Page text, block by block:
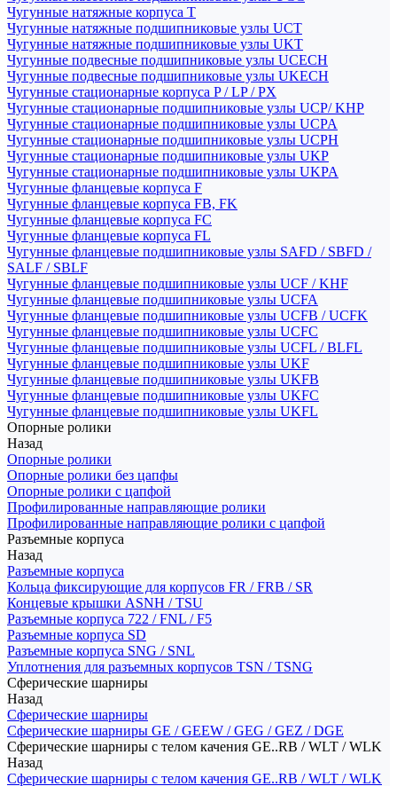
Чугунные натяжные корпуса T
Чугунные натяжные подшипниковые узлы UCT
Чугунные натяжные подшипниковые узлы UKT
Чугунные подвесные подшипниковые узлы UCECH
Чугунные подвесные подшипниковые узлы UKECH
Чугунные стационарные корпуса P / LP / PX
Чугунные стационарные подшипниковые узлы UCP/ KHP
Чугунные стационарные подшипниковые узлы UCPA
Чугунные стационарные подшипниковые узлы UCPH
Чугунные стационарные подшипниковые узлы UKP
Чугунные стационарные подшипниковые узлы UKPA
Чугунные фланцевые корпуса F
Чугунные фланцевые корпуса FB, FK
Чугунные фланцевые корпуса FC
Чугунные фланцевые корпуса FL
Чугунные фланцевые подшипниковые узлы SAFD / SBFD /
SALF / SBLF
Чугунные фланцевые подшипниковые узлы UCF / KHF
Чугунные фланцевые подшипниковые узлы UCFA
Чугунные фланцевые подшипниковые узлы UCFB / UCFK
Чугунные фланцевые подшипниковые узлы UCFC
Чугунные фланцевые подшипниковые узлы UCFL / BLFL
Чугунные фланцевые подшипниковые узлы UKF
Чугунные фланцевые подшипниковые узлы UKFB
Чугунные фланцевые подшипниковые узлы UKFC
Чугунные фланцевые подшипниковые узлы UKFL
Опорные ролики
Назад
Опорные ролики
Опорные ролики без цапфы
Опорные ролики с цапфой
Профилированные направляющие ролики
Профилированные направляющие ролики с цапфой
Разъемные корпуса
Назад
Разъемные корпуса
Кольца фиксирующие для корпусов FR / FRB / SR
Концевые крышки ASNH / TSU
Разъемные корпуса 722 / FNL / F5
Разъемные корпуса SD
Разъемные корпуса SNG / SNL
Уплотнения для разъемных корпусов TSN / TSNG
Сферические шарниры
Назад
Сферические шарниры
Сферические шарниры GE / GEEW / GEG / GEZ / DGE
Сферические шарниры с телом качения GE..RB / WLT / WLK
Назад
Сферические шарниры с телом качения GE..RB / WLT / WLK